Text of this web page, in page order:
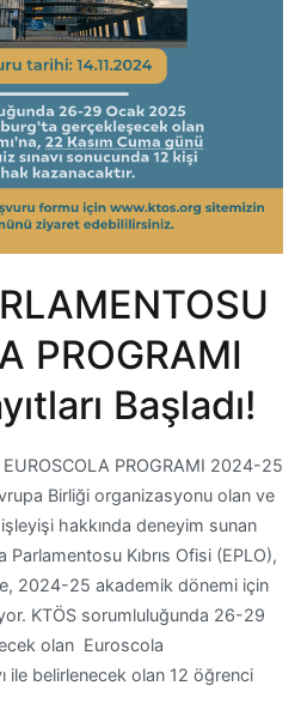
PROGRAMI
Başladı!
PROGRAMI 2024-25
Birliği organizasyonu olan ve
hakkında deneyim sunan
Kıbrıs Ofisi (EPLO),
2024-25 akademik dönemi için
KTÖS sorumluluğunda 26-29
olan Euroscola
ile belirlenecek olan 12 öğrenci